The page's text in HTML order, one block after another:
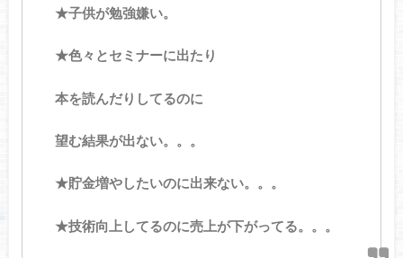
★子供が勉強嫌い。
★色々とセミナーに出たり
本を読んだりしてるのに
望む結果が出ない。。。
★貯金増やしたいのに出来ない。。。
★技術向上してるのに売上が下がってる。。。